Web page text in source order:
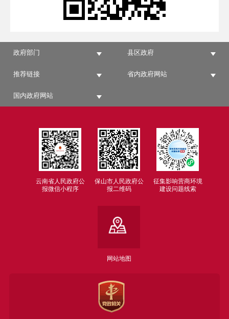
政府部门 县区政府
推荐链接 省内政府网站
国内政府网站
云南省人民政府公
报微信小程序
保山市人民政府公
报二维码
征集影响营商环境
建设问题线索
网站地图